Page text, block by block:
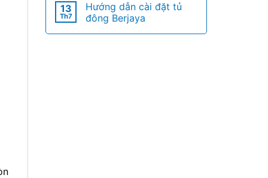
13
Th7
Hướng dẫn cài đặt tủ
đông Berjaya